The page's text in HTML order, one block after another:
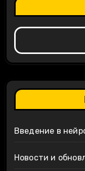
Введение в
Новости и